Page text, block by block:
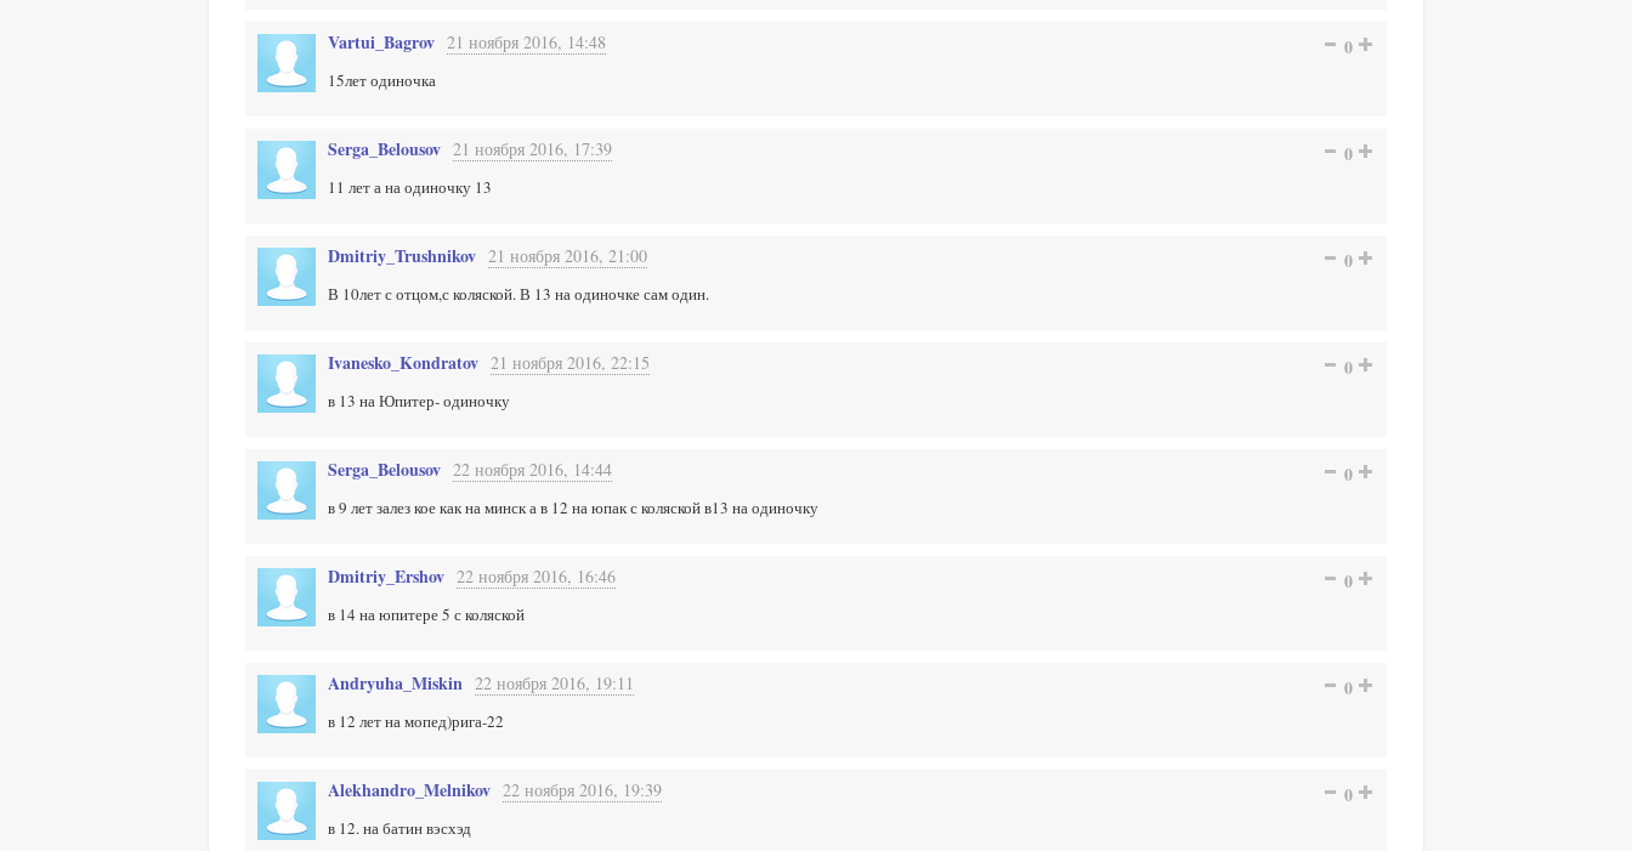
Vartui_Bagrov 21 ноября 2016, 14:48 0
15лет одиночка
Serga_Belousov 21 ноября 2016, 17:39 0
11 лет а на одиночку 13
Dmitriy_Trushnikov 21 ноября 2016, 21:00 0
В 10лет с отцом,с коляской. В 13 на одиночке сам один.
Ivanesko_Kondratov 21 ноября 2016, 22:15 0
в 13 на Юпитер- одиночку
Serga_Belousov 22 ноября 2016, 14:44 0
в 9 лет залез кое как на минск а в 12 на юпак с коляской в13 на одиночку
Dmitriy_Ershov 22 ноября 2016, 16:46 0
в 14 на юпитере 5 с коляской
Andryuha_Miskin 22 ноября 2016, 19:11 0
в 12 лет на мопед)рига-22
Alekhandro_Melnikov 22 ноября 2016, 19:39 0
в 12. на батин вэсхэд